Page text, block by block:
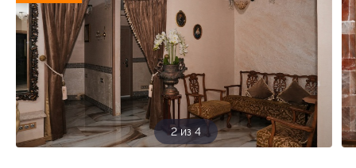
2 из 4